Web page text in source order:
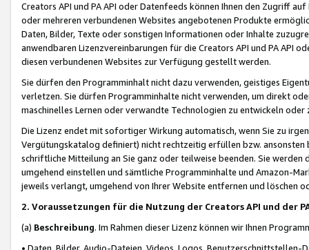
Creators API und PA API oder Datenfeeds können Ihnen den Zugriff
oder mehreren verbundenen Websites angebotenen Produkte
Daten, Bilder, Texte oder sonstigen Informationen oder Inhalte
anwendbaren Lizenzvereinbarungen für die Creators API und PA API
diesen verbundenen Websites zur Verfügung gestellt werden.
Sie dürfen den Programminhalt nicht dazu verwenden, geistiges
verletzen. Sie dürfen Programminhalte nicht verwenden, um direkt
maschinelles Lernen oder verwandte Technologien zu entwickeln
Die Lizenz endet mit sofortiger Wirkung automatisch, wenn Sie zu
Vergütungskatalog definiert) nicht rechtzeitig erfüllen bzw. ansonsten
schriftliche Mitteilung an Sie ganz oder teilweise beenden. Sie werden
umgehend einstellen und sämtliche Programminhalte und Amazon-
jeweils verlangt, umgehend von Ihrer Website entfernen und löschen
2. Voraussetzungen für die Nutzung der Creators API und der
(a) Beschreibung. Im Rahmen dieser Lizenz können wir Ihnen
• Daten, Bilder, Audio-Dateien, Videos, Logos, Benutzerschnittstellen-